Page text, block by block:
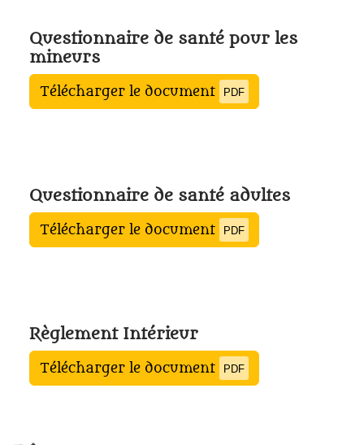
Questionnaire de santé pour les
mineurs
Télécharger le document PDF
Questionnaire de santé adultes
Télécharger le document PDF
Règlement Intérieur
Télécharger le document PDF